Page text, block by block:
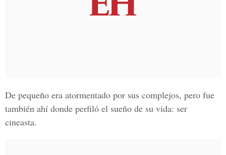
De pequeño era atormentado por sus complejos, pero fue
también ahí donde perfiló el sueño de su vida: ser
cineasta.